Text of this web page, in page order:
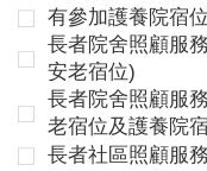
有參加護養院宿
長者院舍照顧服
安老宿位)
長者院舍照顧服
老宿位及護養院
長者社區照顧服